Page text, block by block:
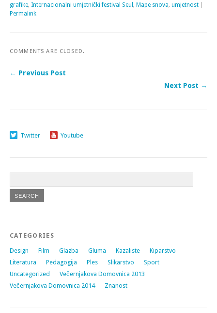
grafike, Internacionalni umjetnički festival Seul , Mape snova, umjetnost
Permalink
COMMENTS ARE CLOSED.
← Previous Post
Next Post →
Twitter Youtube
CATEGORIES
Design Film Glazba Gluma Kazaliste
Kiparstvo
Literatura
Pedagogija Ples Slikarstvo
Sport
Uncategorized
Večernjakova Domovnica 2013
Večernjakova Domovnica 2014
Znanost